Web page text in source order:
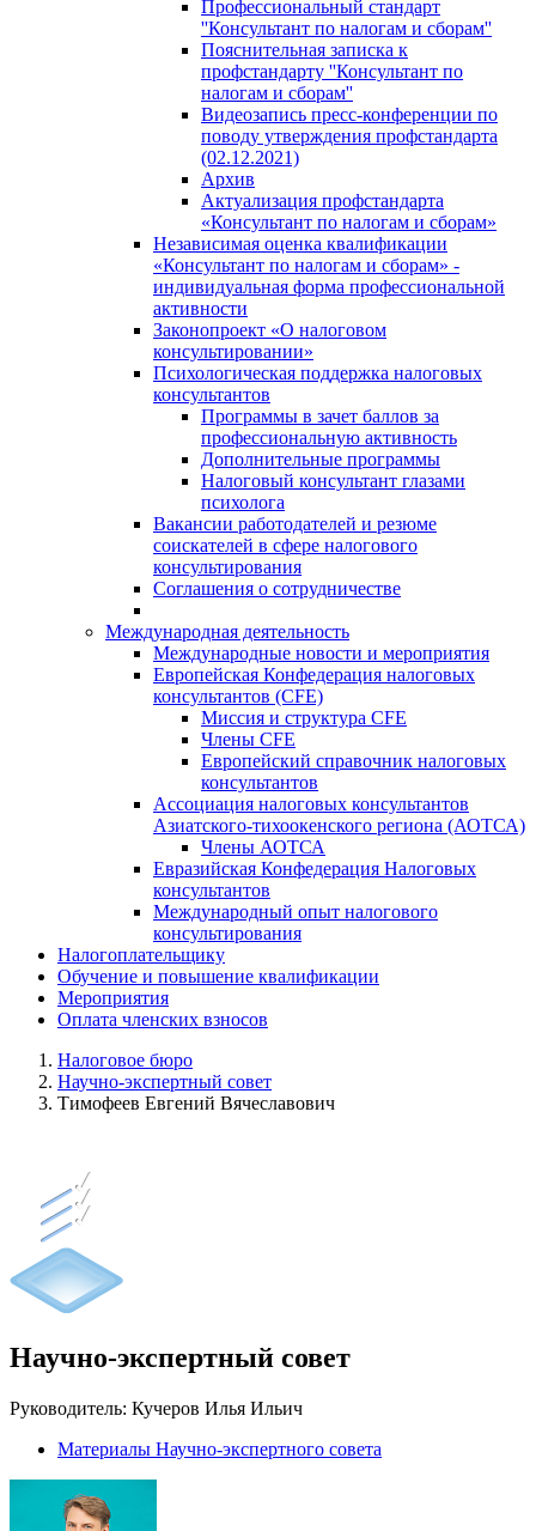
Профессиональный стандарт
''Консультант по налогам и сборам''
Пояснительная записка к
профстандарту ''Консультант по
налогам и сборам''
Видеозапись пресс-конференции по
поводу утверждения профстандарта
(02.12.2021)
Архив
Актуализация профстандарта
«Консультант по налогам и сборам»
Независимая оценка квалификации
«Консультант по налогам и сборам» -
индивидуальная форма профессиональной
активности
Законопроект «О налоговом
консультировании»
Психологическая поддержка налоговых
консультантов
Программы в зачет баллов за
профессиональную активность
Дополнительные программы
Налоговый консультант глазами
психолога
Вакансии работодателей и резюме
соискателей в сфере налогового
консультирования
Соглашения о сотрудничестве
Международная деятельность
Международные новости и мероприятия
Европейская Конфедерация налоговых
консультантов (CFE)
Миссия и структура CFE
Члены CFE
Европейский справочник налоговых
консультантов
Ассоциация налоговых консультантов
Азиатского-тихоокенского региона (АОТСА)
Члены АОТСА
Евразийская Конфедерация Налоговых
консультантов
Международный опыт налогового
консультирования
Налогоплательщику
Обучение и повышение квалификации
Мероприятия
Оплата членских взносов
Налоговое бюро
Научно-экспертный совет
Тимофеев Евгений Вячеславович
Научно-экспертный совет
Руководитель: Кучеров Илья Ильич
Материалы Научно-экспертного совета